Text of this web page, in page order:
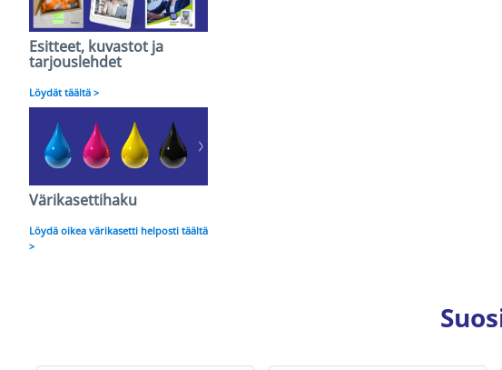
Esitteet, kuvastot ja
tarjouslehdet
Löydät täältä >
Värikasettihaku
Löydä oikea värikasetti helposti täältä
>